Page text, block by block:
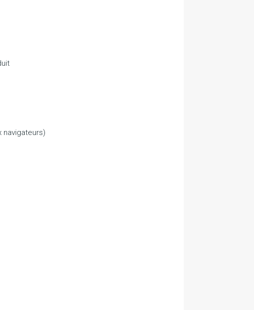
navigateurs)